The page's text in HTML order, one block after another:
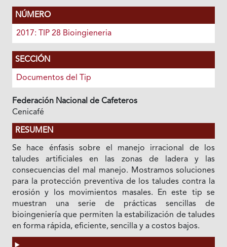
NÚMERO
2017: TIP 28 Bioingieneria
SECCIÓN
Documentos del Tip
Federación Nacional de Cafeteros
Cenicafé
RESUMEN
Se hace énfasis sobre el manejo irracional de los
taludes artificiales en las zonas de ladera y las
consecuencias del mal manejo. Mostramos soluciones
para la protección preventiva de los taludes contra la
erosión y los movimientos masales. En este tip se
muestran una serie de prácticas sencillas de
bioingeniería que permiten la estabilización de taludes
en forma rápida, eficiente, sencilla y a costos bajos.